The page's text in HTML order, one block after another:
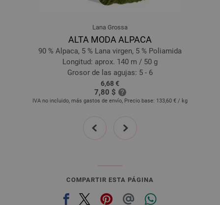
103-octanaje claro | EAN: 4033493254014
116-verde reseda | EAN: 4033493253994
117-castaña | EAN: 4033493254113
119-amarillo maiz | EAN: 4033493254168
120-amarillo claro | EAN: 4033493254151
121-negro marrón | EAN: 4033493254212
122-albaricoque | EAN: 4033493269377
124-calabaza | EAN: 4033493269391
125-rojo fuego | EAN: 4033493269407
128-verde claro | EAN: 4033493269438
130-verde caña | EAN: 4033493269452
Lana Grossa
ALTA MODA ALPACA
90 % Alpaca, 5 % Lana virgen, 5 % Poliamida
Longitud: aprox. 140 m / 50 g
Grosor de las agujas: 5 - 6
6,68 €
7,80 $
IVA no incluido, más gastos de envío, Precio base: 133,60 € / kg
prev next
COMPARTIR ESTA PÁGINA